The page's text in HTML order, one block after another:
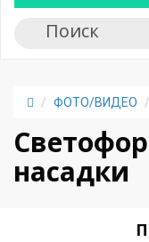
ФОТО/ВИДЕО
насадки